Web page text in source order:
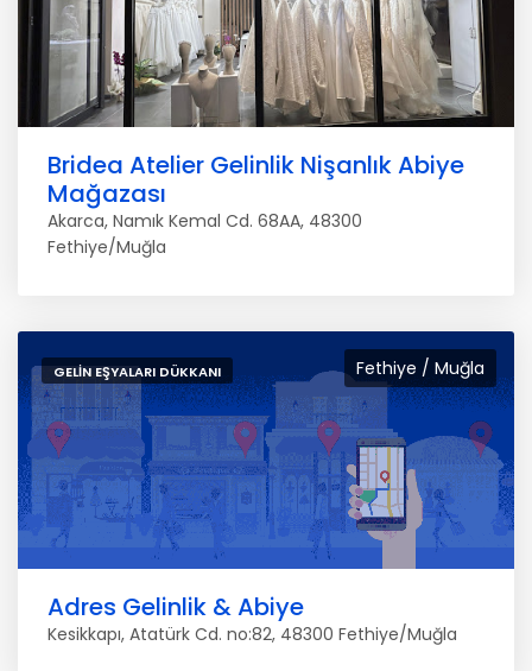
Bridea Atelier Gelinlik Nişanlık Abiye
Mağazası
Akarca, Namık Kemal Cd. 68AA, 48300
Fethiye/Muğla
Fethiye / Muğla
GELIN EŞYALARI DÜKKANI
Adres Gelinlik & Abiye
Kesikkapı, Atatürk Cd. no:82, 48300 Fethiye/Muğla